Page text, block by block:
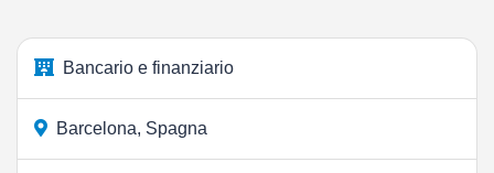
Bancario e finanziario
Barcelona, Spagna